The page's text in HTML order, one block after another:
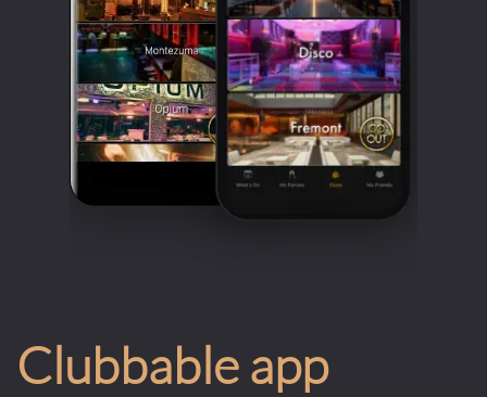
Clubbable app